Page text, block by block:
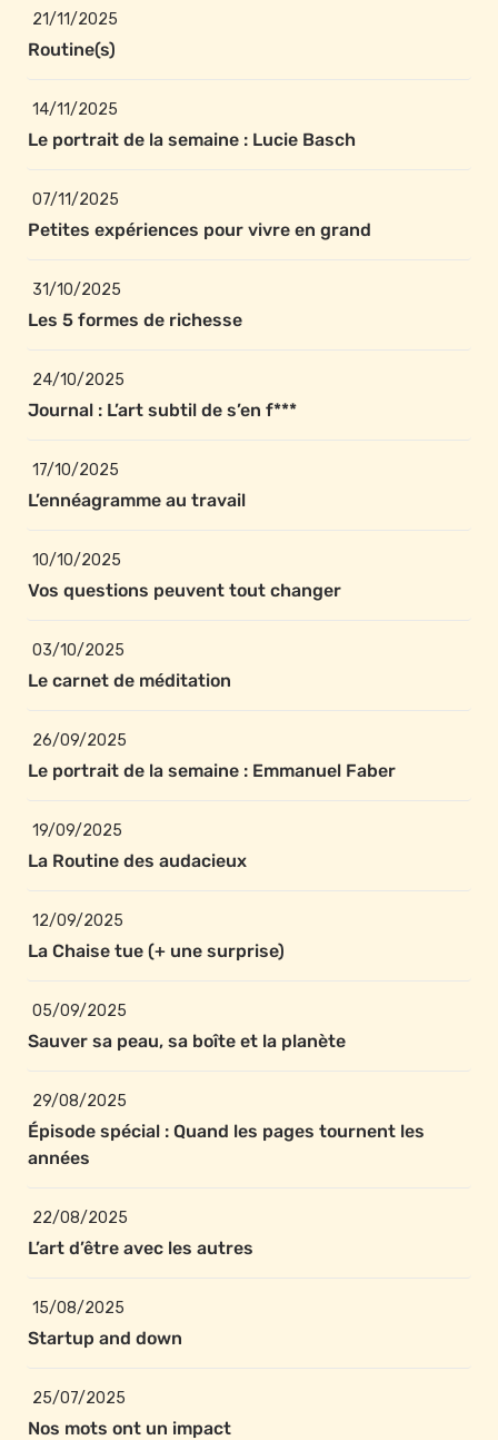
Routine(s)
21/11/2025
Le portrait de la semaine : Lucie Basch
14/11/2025
Petites expériences pour vivre en grand
07/11/2025
Les 5 formes de richesse
31/10/2025
Journal : L’art subtil de s’en f***
24/10/2025
L’ennéagramme au travail
17/10/2025
Vos questions peuvent tout changer
10/10/2025
Le carnet de méditation
03/10/2025
Le portrait de la semaine : Emmanuel Faber
26/09/2025
La Routine des audacieux
19/09/2025
La Chaise tue (+ une surprise)
12/09/2025
Sauver sa peau, sa boîte et la planète
05/09/2025
Épisode spécial : Quand les pages tournent les
années
29/08/2025
L’art d’être avec les autres
22/08/2025
Startup and down
15/08/2025
Nos mots ont un impact
25/07/2025